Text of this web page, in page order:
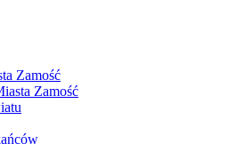
Zamość
Zamość